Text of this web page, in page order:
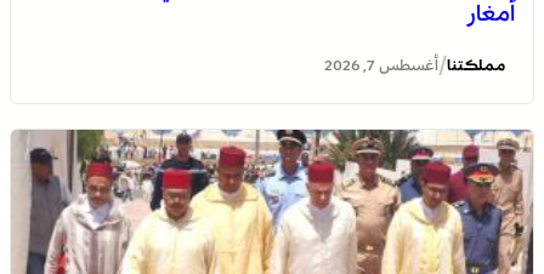
أمغار
مملكتنا/ أغسطس 7, 2026